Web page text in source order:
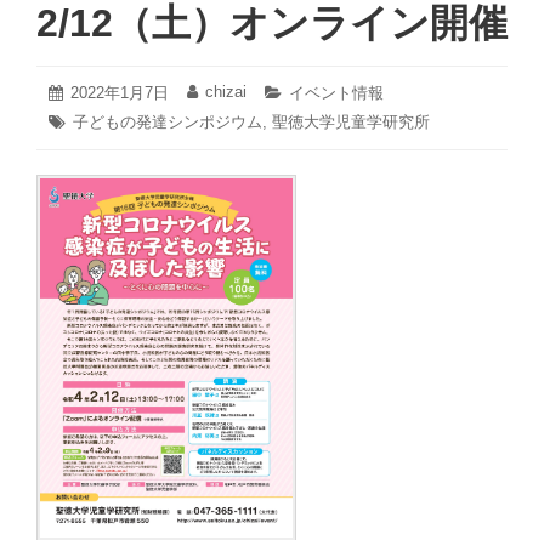
2/12（土）オンライン開催
投
稿
2022年1月7日
2022
3
16
日
投
稿
chizai
カ
テ
ー:
イベント情報
タ
子どもの発達シンポジウム, 聖徳大学児童学研究所